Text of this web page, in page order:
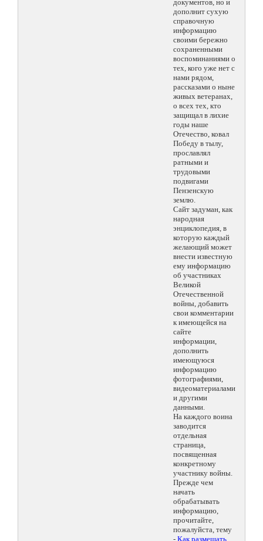
документов, но и
дополнит сухую
справочную
информацию
своими бережно
сохраненными
воспоминаниями о
тех, кого уже нет с
нами рядом,
рассказами о ныне
живых ветеранах,
о всех тех, кто
защищал в лихие
годы наше
Отечество, ковал
Победу в тылу,
прославлял
ратными и
трудовыми
подвигами
Пензенскую
землю.
Сайт задуман, как
народная
энциклопедия, в
которую каждый
желающий может
внести известную
ему информацию
об участниках
Великой
Отечественной
войны, добавить
свои комментарии
к имеющейся на
сайте
информации,
дополнить
имеющуюся
информацию
фотографиями,
видеоматериалами
и другими
данными.
На каждого воина
заводится
отдельная
страница,
посвященная
конкретному
участнику войны.
Прежде чем
начать
обрабатывать
информацию,
прочитайте,
пожалуйста, тему
- Как размещать